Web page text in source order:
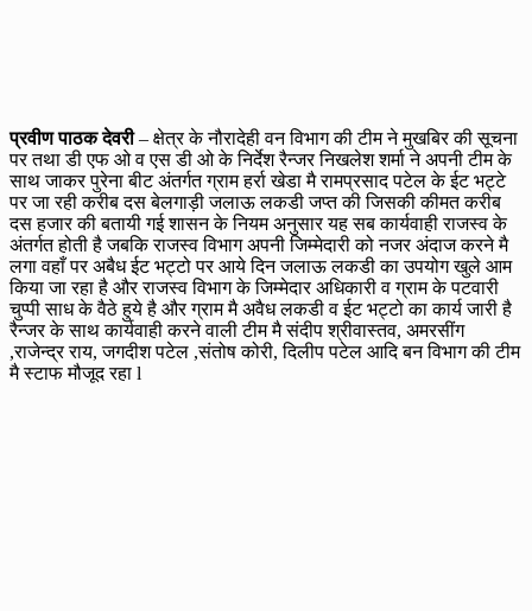
प्रवीण पाठक देवरी– क्षेत्र के नौरादेही वन विभाग की टीम ने मुखबिर की सूचना
पर तथा डी एफ ओ व एस डी ओ के निर्देश रैन्जर निखलेश शर्मा ने अपनी टीम के
साथ जाकर पुरेना बीट अंतर्गत ग्राम हर्रा खेडा मै रामप्रसाद पटेल के ईट भट्टे
पर जा रही करीब दस बेलगाड़ी जलाऊ लकडी जप्त की जिसकी कीमत करीब
दस हजार की बतायी गई शासन के नियम अनुसार यह सब कार्यवाही राजस्व के
अंतर्गत होती है जबकि राजस्व विभाग अपनी जिम्मेदारी को नजर अंदाज करने मै
लगा वहाँ पर अबैध ईट भट्टो पर आये दिन जलाऊ लकडी का उपयोग खुले आम
किया जा रहा है और राजस्व विभाग के जिम्मेदार अधिकारी व ग्राम के पटवारी
चुप्पी साध के वैठे हुये है और ग्राम मै अवैध लकडी व ईट भट्टो का कार्य जारी है
रैन्जर के साथ कार्यवाही करने वाली टीम मै संदीप श्रीवास्तव, अमरसींग
,राजेन्द्र राय, जगदीश पटेल ,संतोष कोरी, दिलीप पटेल आदि बन विभाग की टीम
मै स्टाफ मौजूद रहा l